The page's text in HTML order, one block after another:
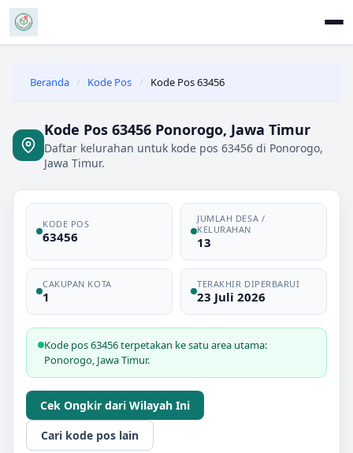
Beranda / Kode Pos / Kode Pos 63456
Kode Pos 63456 Ponorogo, Jawa Timur
Daftar kelurahan untuk kode pos 63456 di Ponorogo,
Jawa Timur.
KODE POS
63456
JUMLAH DESA /
KELURAHAN
13
CAKUPAN KOTA
1
TERAKHIR DIPERBARUI
23 Juli 2026
Kode pos 63456 terpetakan ke satu area utama:
Ponorogo, Jawa Timur.
Cek Ongkir dari Wilayah Ini
Cari kode pos lain